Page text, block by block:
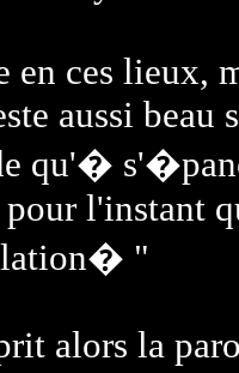
en ces lieux,
aussi
qu'�
l'instant
"
alors la